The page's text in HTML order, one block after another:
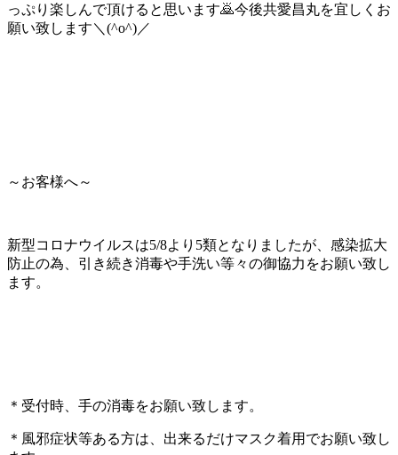
っぷり楽しんで頂けると思います🙇今後共愛昌丸を宜しくお
願い致します＼(^o^)／
～お客様へ～
新型コロナウイルスは5/8より5類となりましたが、感染拡大
防止の為、引き続き消毒や手洗い等々の御協力をお願い致し
ます。
＊受付時、手の消毒をお願い致します。
＊風邪症状等ある方は、出来るだけマスク着用でお願い致し